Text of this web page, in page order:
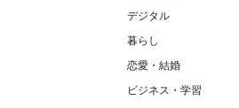
デジタル
暮らし
恋愛・結婚
ビジネス・学習